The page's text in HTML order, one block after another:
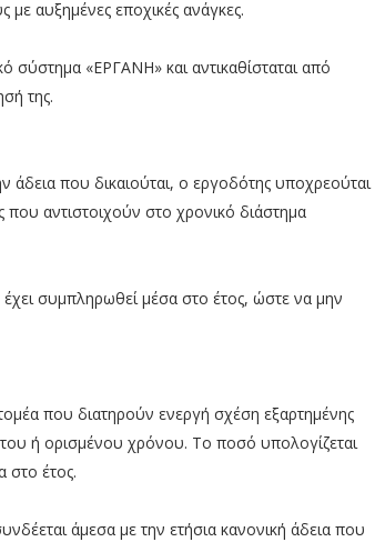
με αυξημένες εποχικές ανάγκες.
σύστημα «ΕΡΓΑΝΗ» και αντικαθίσταται από
της.
άδεια που δικαιούται, ο εργοδότης υποχρεούται
που αντιστοιχούν στο χρονικό διάστημα
συμπληρωθεί μέσα στο έτος, ώστε να μην
που διατηρούν ενεργή σχέση εξαρτημένης
ή ορισμένου χρόνου. Το ποσό υπολογίζεται
στο έτος.
άμεσα με την ετήσια κανονική άδεια που